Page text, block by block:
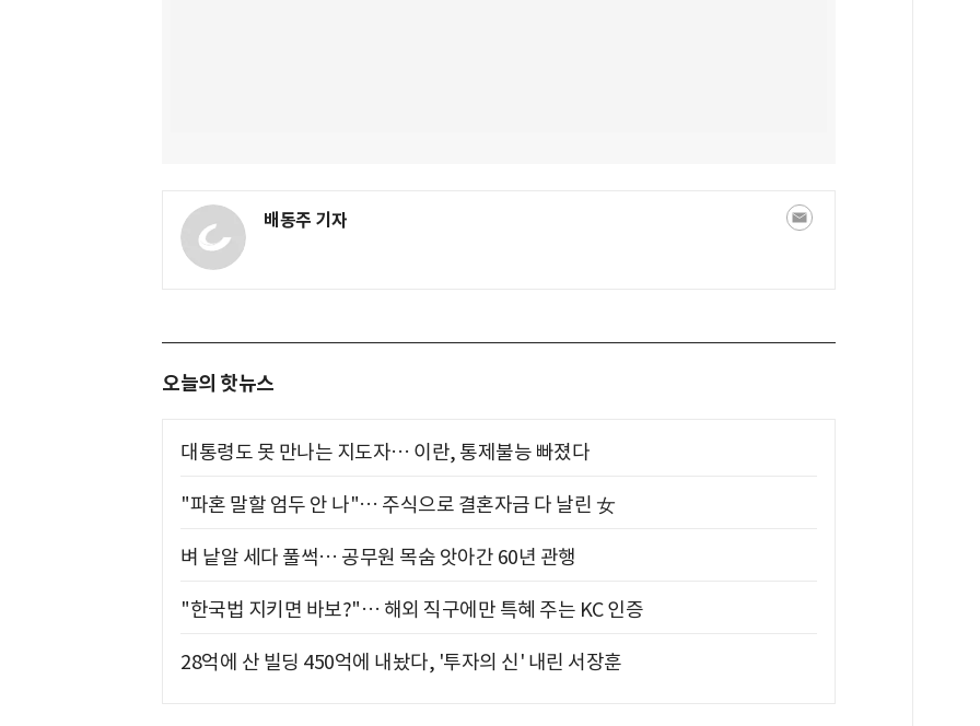
배동주 기자
오늘의 핫뉴스
대통령도 못 만나는 지도자… 이란, 통제불능 빠졌다
"파혼 말할 엄두 안 나"… 주식으로 결혼자금 다 날린 女
벼 낱알 세다 풀썩… 공무원 목숨 앗아간 60년 관행
"한국법 지키면 바보?"… 해외 직구에만 특혜 주는 KC 인증
28억에 산 빌딩 450억에 내놨다, '투자의 신' 내린 서장훈